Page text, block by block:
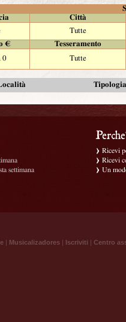
Città
Tutte
€
Tesseramento
0 Tutte
Tipologia
settimana
Ricevi
Ricevi
Un
| Musicalizadores | Iscriviti | Centro